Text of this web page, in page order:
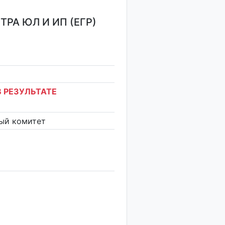
ЮЛ И ИП (ЕГР)
комитет